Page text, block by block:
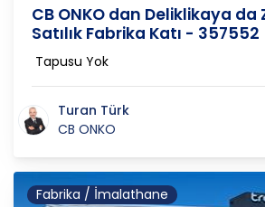
CB ONKO dan Deliklikaya da
Satılık Fabrika Katı - 357552
Tapusu Yok
Turan Türk
CB ONKO
Fabrika / İmalathane